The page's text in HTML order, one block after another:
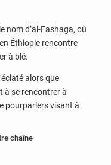
nom d’al-Fashaga, où
Éthiopie rencontre
à blé.
alors que
à se rencontrer à
pourparlers visant à
chaîne